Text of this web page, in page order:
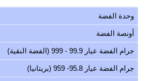
وحدة الفضة
أونصة الفضة
جرام الفضة عيار 99.9 - 999 (الفضة النقية)
جرام الفضة عيار 95.8- 959 (بريتانيا)